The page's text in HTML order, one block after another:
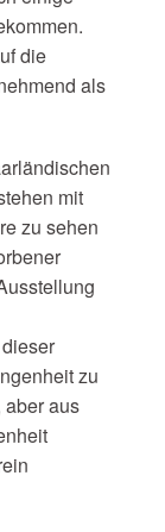
die
als
mit
zu sehen
zu
aus